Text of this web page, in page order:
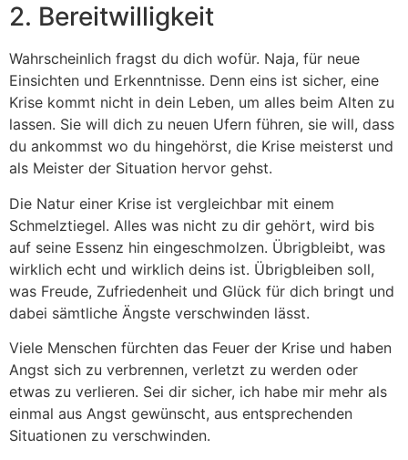
2. Bereitwilligkeit
Wahrscheinlich fragst du dich wofür. Naja, für neue
Einsichten und Erkenntnisse. Denn eins ist sicher, eine
Krise kommt nicht in dein Leben, um alles beim Alten zu
lassen. Sie will dich zu neuen Ufern führen, sie will, dass
du ankommst wo du hingehörst, die Krise meisterst und
als Meister der Situation hervor gehst.
Die Natur einer Krise ist vergleichbar mit einem
Schmelztiegel. Alles was nicht zu dir gehört, wird bis
auf seine Essenz hin eingeschmolzen. Übrigbleibt, was
wirklich echt und wirklich deins ist. Übrigbleiben soll,
was Freude, Zufriedenheit und Glück für dich bringt und
dabei sämtliche Ängste verschwinden lässt.
Viele Menschen fürchten das Feuer der Krise und haben
Angst sich zu verbrennen, verletzt zu werden oder
etwas zu verlieren. Sei dir sicher, ich habe mir mehr als
einmal aus Angst gewünscht, aus entsprechenden
Situationen zu verschwinden.